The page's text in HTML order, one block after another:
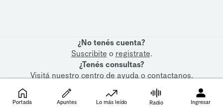
¿No tenés cuenta?
Suscribite o registrate.
¿Tenés consultas?
Visitá nuestrocentro de ayudaocontactanos.
Portada Apuntes Lo más leído Radio Ingresar